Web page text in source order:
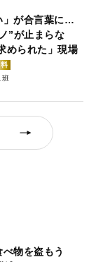
」が合言葉に…
”が止まらな
られた」現場
班
物を盗もう